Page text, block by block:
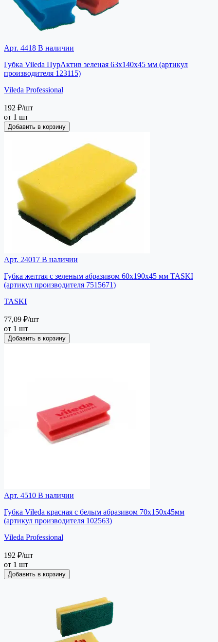
Арт. 4418 В наличии
Губка Vileda ПурАктив зеленая 63х140х45 мм (артикул
производителя 123115)
Vileda Professional
192 ₽/шт
от 1 шт
Добавить в корзину
Арт. 24017 В наличии
Губка желтая с зеленым абразивом 60х190х45 мм TASKI
(артикул производителя 7515671)
TASKI
77,09 ₽/шт
от 1 шт
Добавить в корзину
Арт. 4510 В наличии
Губка Vileda красная с белым абразивом 70х150х45мм
(артикул производителя 102563)
Vileda Professional
192 ₽/шт
от 1 шт
Добавить в корзину